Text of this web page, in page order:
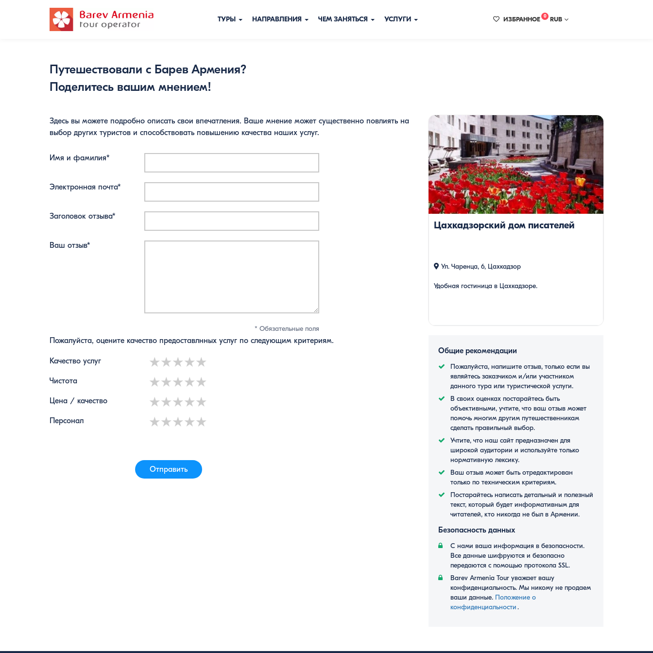
ТУРЫ НАПРАВЛЕНИЯ ЧЕМ ЗАНЯТЬСЯ УСЛУГИ ИЗБРАННОЕ 0 RUB
Путешествовали с Барев Армения?
Поделитесь вашим мнением!
Здесь вы можете подробно описать свои впечатления. Ваше мнение может существенно повлиять на
выбор других туристов и способствовать повышению качества наших услуг.
Имя и фамилия*
Электронная почта*
Заголовок отзыва*
Ваш отзыв*
* Обязательные поля
Пожалуйста, оцените качество предоставлнных услуг по следующим критериям.
Качество услуг 4 stars
3 stars
2 stars
1 star
Чистота 4 stars
3 stars
2 stars
1 star
Цена / качество 4 stars
3 stars
2 stars
1 star
Персонал 4 stars
3 stars
2 stars
1 star
Отправить
Цахкадзорский дом писателей
Ул. Чаренца, 6, Цахкадзор
Удобная гостиница в Цахкадзоре.
Общие рекомендации
Пожалуйста, напишите отзыв, только если вы
являйтесь заказчиком и/или участником
данного тура или туристической услуги.
В своих оценках постарайтесь быть
объективными, учтите, что ваш отзыв может
помочь многим другим путешественникам
сделать правильный выбор.
Учтите, что наш сайт предназначен для
широкой аудитории и используйте только
нормативную лексику.
Ваш отзыв может быть отредактирован
только по техническим критериям.
Постарайтесь написать детальный и полезный
текст, который будет информативным для
читателей, кто никогда не был в Армении.
Безопасность данных
С нами ваша информация в безопасности.
Все данные шифруются и безопасно
передаются с помощью протокола SSL.
Barev Armenia Tour уважает вашу
конфиденциальность. Мы никому не продаем
ваши данные. Положение о
конфиденциальности․